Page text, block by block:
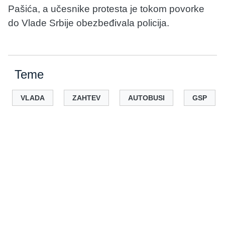
Pašića, a učesnike protesta je tokom povorke
do Vlade Srbije obezbeđivala policija.
Teme
VLADA ZAHTEV AUTOBUSI GSP